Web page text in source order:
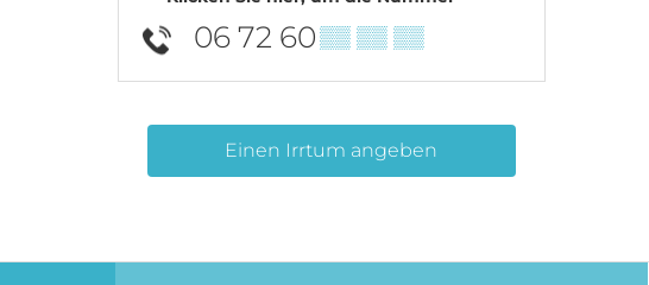
06 72 60▒▒ ▒▒ ▒▒
Einen Irrtum angeben